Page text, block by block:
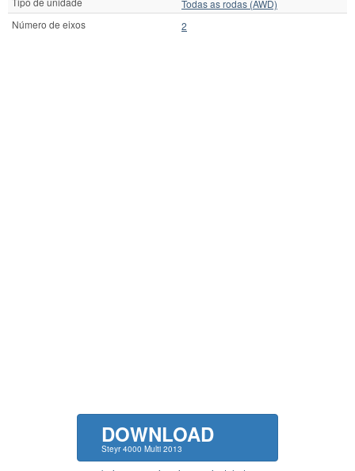
Todas as rodas (AWD)
Número de eixos
2
DOWNLOAD
Steyr 4000 Multi 2013